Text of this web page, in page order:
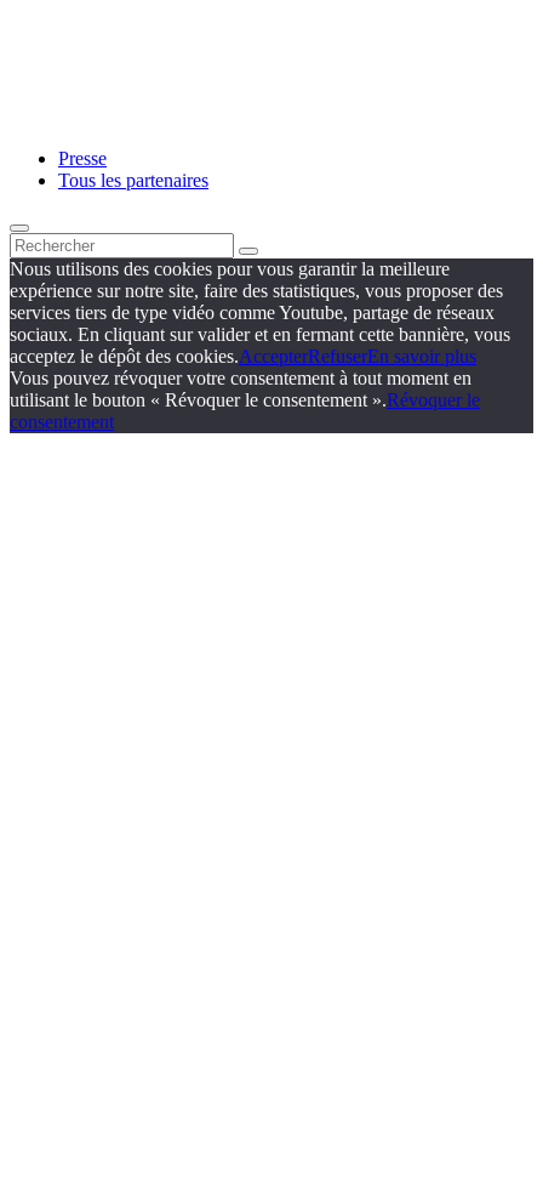
Presse
Tous les partenaires
Nous utilisons des cookies pour vous garantir la meilleure
expérience sur notre site, faire des statistiques, vous proposer des
services tiers de type vidéo comme Youtube, partage de réseaux
sociaux. En cliquant sur valider et en fermant cette bannière, vous
acceptez le dépôt des cookies.AccepterRefuserEn savoir plus
Vous pouvez révoquer votre consentement à tout moment en
utilisant le bouton « Révoquer le consentement ».Révoquer le
consentement